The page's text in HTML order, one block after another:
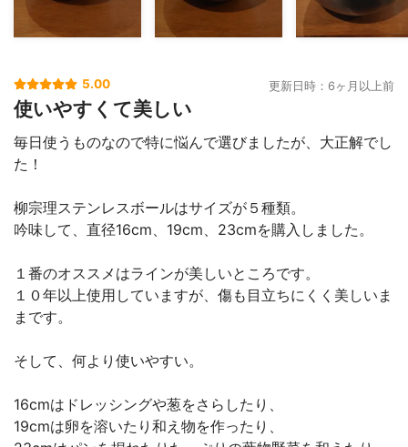
5.00 更新日時：6ヶ月以上前
使いやすくて美しい
毎日使うものなので特に悩んで選びましたが、大正解でし
た！
柳宗理ステンレスボールはサイズが５種類。
吟味して、直径16cm、19cm、23cmを購入しました。
１番のオススメはラインが美しいところです。
１０年以上使用していますが、傷も目立ちにくく美しいま
まです。
そして、何より使いやすい。
16cmはドレッシングや葱をさらしたり、
19cmは卵を溶いたり和え物を作ったり、